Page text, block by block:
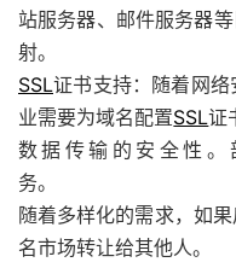
站服务器、邮件服务器
射。
SSL证书支持：随着网
业需要为域名配置SSL证
数据传输的安全性。
务。 域名转
随着多样化的需求，如
名市场转让给其他人。